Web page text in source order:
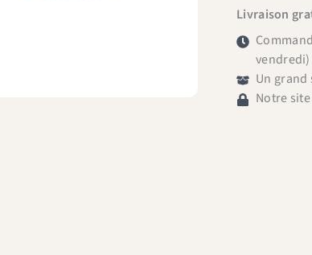
Livraison
vendredi)
Un
Notre